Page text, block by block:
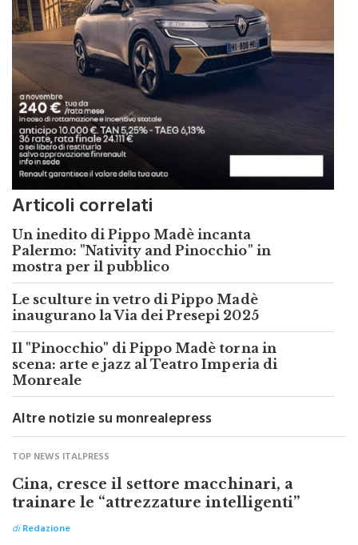
Articoli correlati
Un inedito di Pippo Madè incanta
Palermo: "Nativity and Pinocchio" in
mostra per il pubblico
Le sculture in vetro di Pippo Madè
inaugurano la Via dei Presepi 2025
Il "Pinocchio" di Pippo Madè torna in
scena: arte e jazz al Teatro Imperia di
Monreale
Altre notizie su monrealepress
TOP NEWS ITALPRESS
Cina, cresce il settore macchinari, a
trainare le “attrezzature intelligenti”
diRedazione